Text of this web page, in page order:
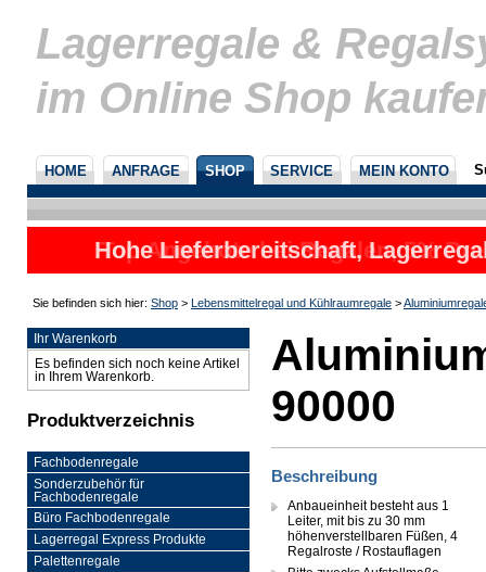
Lagerregale &
im Online Shop
HOME ANFRAGE SHOP SERVICE MEIN KONTO
Hohe Lieferbereitschaft,
nicht
Sie befinden sich hier: Shop > Lebensmittelregal und Kühlraumregale >
Ihr Warenkorb
Es befinden sich noch keine Artikel
in Ihrem Warenkorb.
Produktverzeichnis
Fachbodenregale
Sonderzubehör für
Fachbodenregale
Büro Fachbodenregale
Lagerregal Express Produkte
Palettenregale
90000
Beschreibung
Anbaueinheit besteht aus 1
Leiter, mit bis zu 30 mm
höhenverstellbaren Füßen, 4
Regalroste / Rostauflagen